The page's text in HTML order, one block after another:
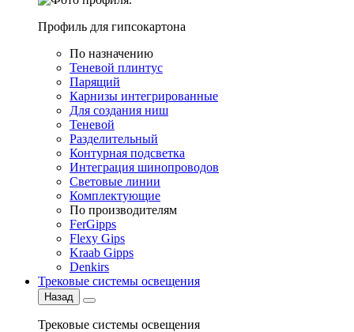
Профиль для гипсокартона
По назначению
Теневой плинтус
Парящий
Карнизы интегрированные
Для создания ниш
Теневой
Разделительный
Контурная подсветка
Интеграция шинопроводов
Световые линии
Комплектующие
По производителям
FerGipps
Flexy Gips
Kraab Gipps
Denkirs
Трековые системы освещения
Назад
Трековые системы освещения